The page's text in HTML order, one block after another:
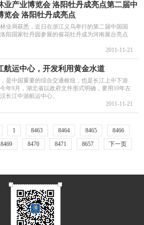
业产业博览会 洛阳牡丹成亮点第二届中
览会 洛阳牡丹成亮点
业局获悉，近日在浙江义乌举行的第二届中国国
阳国家牡丹园参展的催花牡丹成为河南展台亮点
2011-11-21
航运中心，开发利用黄金水道
是中国重要的综合交通枢纽，也是长江上中下游
年9月，湖北省以政府文件形式明确，要用10年左
长江中游航运中心。
2011-11-21
1 8463 8464 8465 8466
8469 8470 8471 8657 下一页